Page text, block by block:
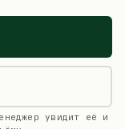
увидит её и